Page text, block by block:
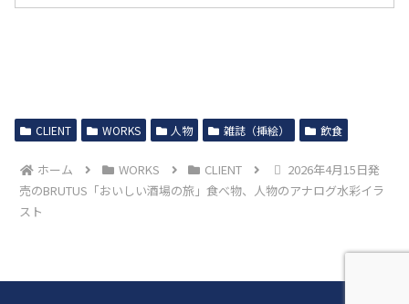
CLIENT WORKS 人物 雑誌（挿絵） 飲食
ホーム WORKS CLIENT
2026年4月15日発
売のBRUTUS「おいしい酒場の旅」食べ物、人物のアナログ水彩イラ
スト